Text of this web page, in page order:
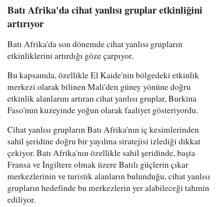
Batı Afrika'da cihat yanlısı gruplar etkinliğini
artırıyor
Batı Afrika'da son dönemde cihat yanlısı grupların
etkinliklerini artırdığı göze çarpıyor.
Bu kapsamda, özellikle El Kaide'nin bölgedeki etkinlik
merkezi olarak bilinen Mali'den güney yönüne doğru
etkinlik alanlarını artıran cihat yanlısı gruplar, Burkina
Faso'nun kuzeyinde yoğun olarak faaliyet gösteriyordu.
Cihat yanlısı grupların Batı Afrika'nın iç kesimlerinden
sahil şeridine doğru bir yayılma stratejisi izlediği dikkat
çekiyor. Batı Afrika'nın özellikle sahil şeridinde, başta
Fransa ve İngiltere olmak üzere Batılı güçlerin çıkar
merkezlerinin ve turistik alanların bulunduğu, cihat yanlısı
grupların hedefinde bu merkezlerin yer alabileceği tahmin
ediliyor.